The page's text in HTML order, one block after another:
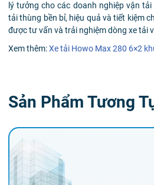
lý tưởng cho các doanh nghiệp vận
tải thùng bền bỉ, hiệu quả và tiết kiệm
được tư vấn và trải nghiệm dòng xe tải
Xem thêm:Xe tải Howo Max 280 6×2
Sản Phẩm Tương